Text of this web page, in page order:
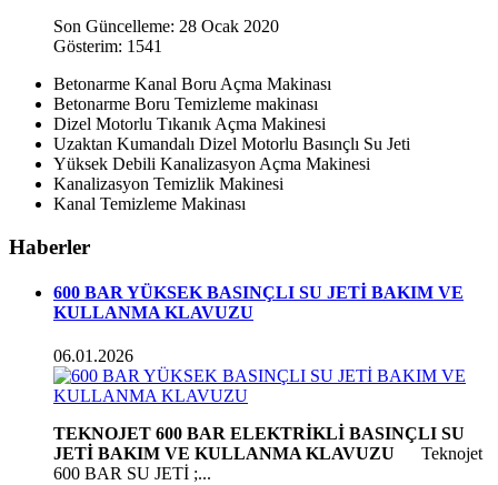
Son Güncelleme: 28 Ocak 2020
Gösterim: 1541
Betonarme Kanal Boru Açma Makinası
Betonarme Boru Temizleme makinası
Dizel Motorlu Tıkanık Açma Makinesi
Uzaktan Kumandalı Dizel Motorlu Basınçlı Su Jeti
Yüksek Debili Kanalizasyon Açma Makinesi
Kanalizasyon Temizlik Makinesi
Kanal Temizleme Makinası
Haberler
600 BAR YÜKSEK BASINÇLI SU JETİ BAKIM VE
KULLANMA KLAVUZU
06.01.2026
TEKNOJET 600 BAR ELEKTRİKLİ BASINÇLI SU
JETİ BAKIM VE KULLANMA KLAVUZU
Teknojet
600 BAR SU JETİ ;...